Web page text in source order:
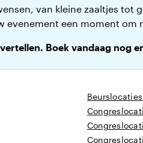
van kleine zaaltjes tot
evenement een moment om
Boek vandaag nog